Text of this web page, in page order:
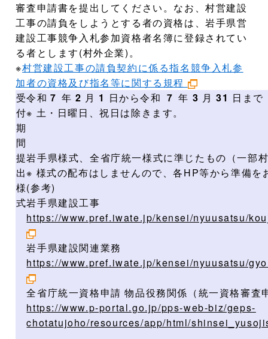
審査申請書を提出してください。なお、村営建設
工事の請負をしようとする者の資格は、岩手県営
建設工事競争入札参加資格者名簿に登録されてい
る者とします(村外企業)。
※村営建設工事の請負契約に係る指名競争入札参
加者の資格及び指名等に関する規程
受
付
期
間
令和 ７ 年 2 月 1 日から令和 ７ 年 3 月31 日まで
※ 土・日曜日、祝日は除きます。
提
出
様
式
岩手県様式、全省庁統一様式に準じたもの（一部
※ 様式の配布はしませんので、各HP等から準備を
(参考)
岩手県建設工事
https://www.pref.iwate.jp/kensei/nyuusatsu/
岩手県建設関連業務
https://www.pref.iwate.jp/kensei/nyuusatsu/
全省庁統一資格申請 物品役務関係（統一資格審査
https://www.p-portal.go.jp/pps-web-biz/geps-
chotatujoho/resources/app/html/